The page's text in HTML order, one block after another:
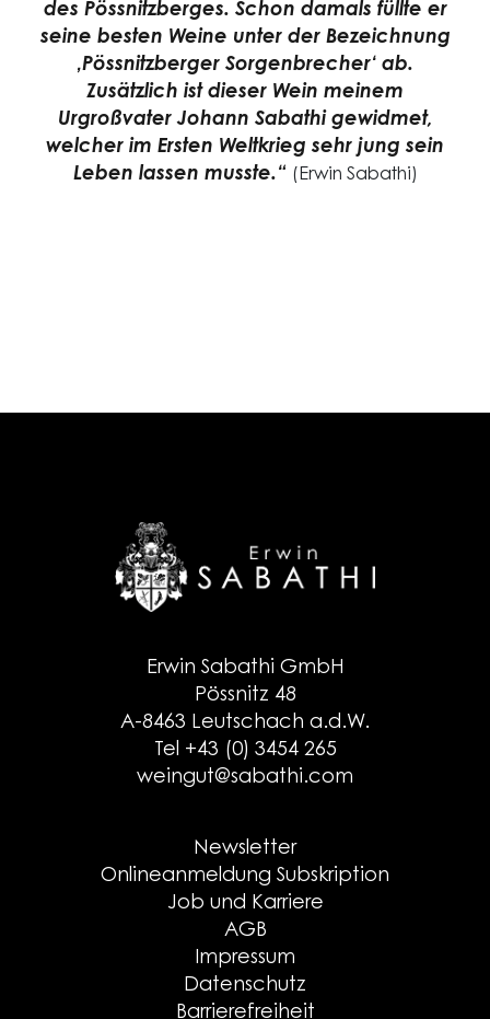
des Pössnitzberges. Schon damals füllte er
seine besten Weine unter der Bezeichnung
‚Pössnitzberger Sorgenbrecher‘ ab.
Zusätzlich ist dieser Wein meinem
Urgroßvater Johann Sabathi gewidmet,
welcher im Ersten Weltkrieg sehr jung sein
Leben lassen musste.“ (Erwin Sabathi)
Erwin Sabathi GmbH
Pössnitz 48
A-8463 Leutschach a.d.W.
Tel +43 (0) 3454 265
weingut@sabathi.com
Newsletter
Onlineanmeldung Subskription
Job und Karriere
AGB
Impressum
Datenschutz
Barrierefreiheit